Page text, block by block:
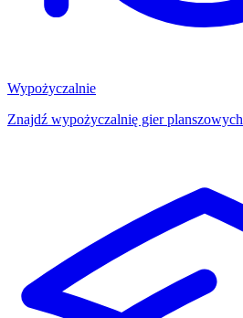
Wypożyczalnie
Znajdź wypożyczalnię gier planszowych